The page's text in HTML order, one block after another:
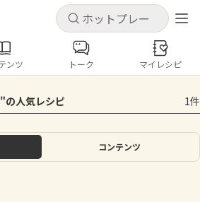
キャンセル
するとレシピを保存できます
キャンセル
コンテンツ
ピ
す トマト
とうもろこし
ンツ トーク マイレシピ
の人気レシピ 1件
コンテンツ